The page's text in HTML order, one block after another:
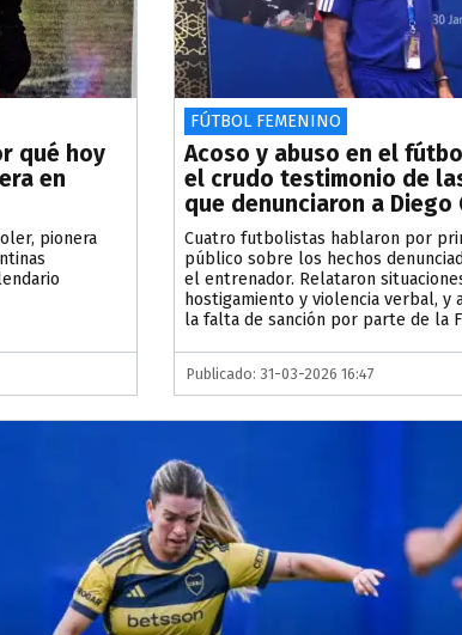
qué hoy
en
pionera
FÚTBOL FEMENINO
Acoso y abuso en el
el crudo testimonio de
que denunciaron a Diego
Cuatro futbolistas hablaron por
público sobre los hechos
el entrenador. Relataron
hostigamiento y violencia verbal, y
la falta de sanción por parte de la
Publicado: 31-03-2026 16:47